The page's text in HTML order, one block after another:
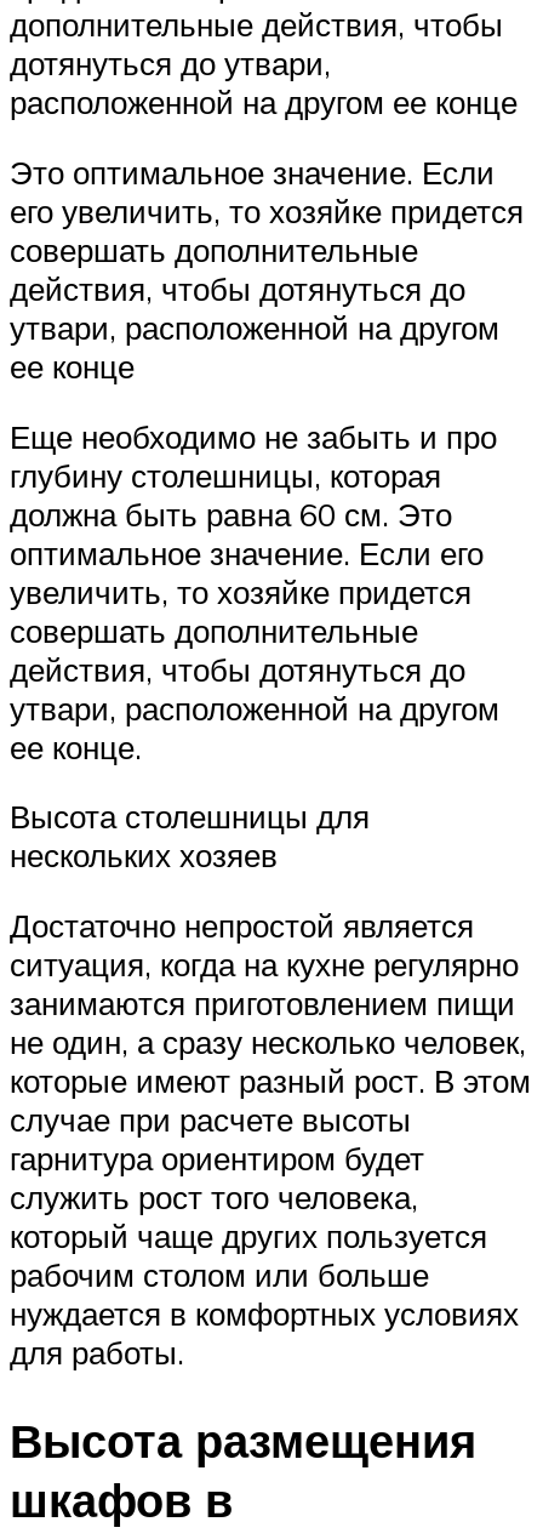
дополнительные действия, чтобы
дотянуться до утвари,
расположенной на другом ее конце
Это оптимальное значение. Если
его увеличить, то хозяйке придется
совершать дополнительные
действия, чтобы дотянуться до
утвари, расположенной на другом
ее конце
Еще необходимо не забыть и про
глубину столешницы, которая
должна быть равна 60 см. Это
оптимальное значение. Если его
увеличить, то хозяйке придется
совершать дополнительные
действия, чтобы дотянуться до
утвари, расположенной на другом
ее конце.
Высота столешницы для
нескольких хозяев
Достаточно непростой является
ситуация, когда на кухне регулярно
занимаются приготовлением пищи
не один, а сразу несколько человек,
которые имеют разный рост. В этом
случае при расчете высоты
гарнитура ориентиром будет
служить рост того человека,
который чаще других пользуется
рабочим столом или больше
нуждается в комфортных условиях
для работы.
Высота размещения
шкафов в